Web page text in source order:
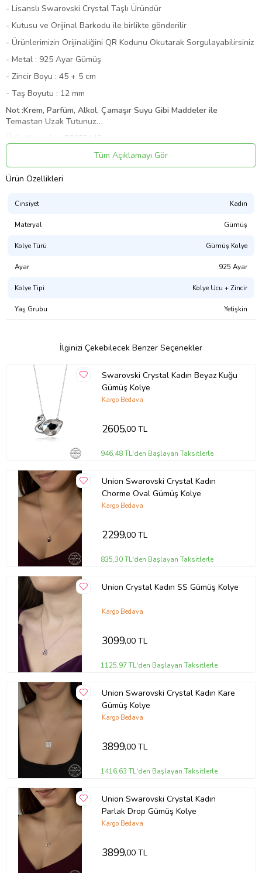
- Lisanslı Swarovski Crystal Taşlı Üründür
- Kutusu ve Orijinal Barkodu ile birlikte gönderilir
- Ürünlerimizin Orijinaliğini QR Kodunu Okutarak Sorgulayabilirsiniz
- Metal : 925 Ayar Gümüş
- Zincir Boyu : 45 + 5 cm
- Taş Boyutu : 12 mm
Not :Krem, Parfüm, Alkol, Çamaşır Suyu Gibi Maddeler ile
Temastan Uzak Tutunuz…
Ürün Kodu:
kcm76652442
Tüm Açıklamayı Gör
Ürün Özellikleri
Cinsiyet Kadın
Materyal Gümüş
Kolye Türü Gümüş Kolye
Ayar 925 Ayar
Kolye Tipi Kolye Ucu + Zincir
Yaş Grubu Yetişkin
İlginizi Çekebilecek Benzer Seçenekler
Swarovski Crystal Kadın Beyaz Kuğu
Gümüş Kolye
Kargo Bedava
2605,00 TL
946,48 TL'den Başlayan Taksitlerle
Union Swarovski Crystal Kadın
Chorme Oval Gümüş Kolye
Kargo Bedava
2299,00 TL
835,30 TL'den Başlayan Taksitlerle
Union Crystal Kadın SS Gümüş Kolye
Kargo Bedava
3099,00 TL
1125,97 TL'den Başlayan Taksitlerle
Union Swarovski Crystal Kadın Kare
Gümüş Kolye
Kargo Bedava
3899,00 TL
1416,63 TL'den Başlayan Taksitlerle
Union Swarovski Crystal Kadın
Parlak Drop Gümüş Kolye
Kargo Bedava
3899,00 TL